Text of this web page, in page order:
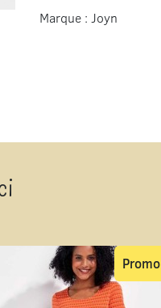
Marque : Joyn
Promo